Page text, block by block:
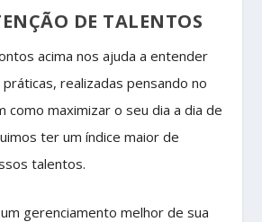
DE TALENTOS
acima nos ajuda a entender
realizadas pensando no
como maximizar o seu dia a dia de
ter um índice maior de
talentos.
gerenciamento melhor de sua